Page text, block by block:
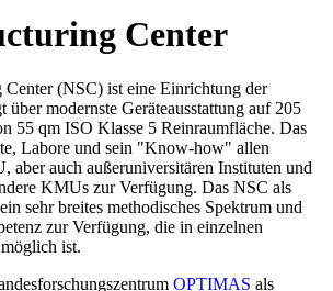
Center
(NSC) ist eine Einrichtung der
modernste Geräteausstattung auf 205
55 qm ISO Klasse 5 Reinraumfläche. Das
Labore und sein "Know-how" allen
aber auch außeruniversitären Instituten und
KMUs zur Verfügung. Das NSC als
sehr breites methodisches Spektrum und
zur Verfügung, die in einzelnen
ist.
OPTIMAS als